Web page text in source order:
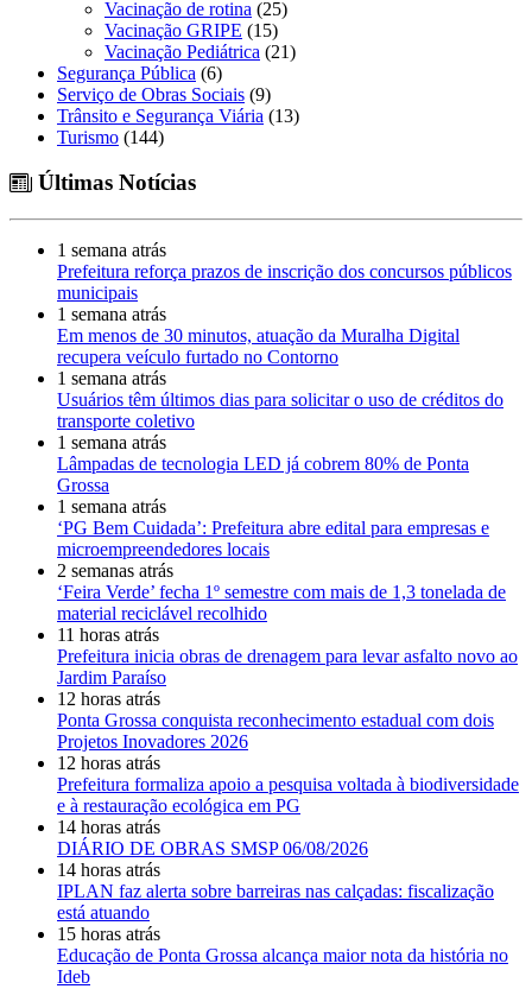
Vacinação de rotina (25)
Vacinação GRIPE (15)
Vacinação Pediátrica (21)
Segurança Pública (6)
Serviço de Obras Sociais (9)
Trânsito e Segurança Viária (13)
Turismo (144)
Últimas Notícias
1 semana atrás
Prefeitura reforça prazos de inscrição dos concursos públicos
municipais
1 semana atrás
Em menos de 30 minutos, atuação da Muralha Digital
recupera veículo furtado no Contorno
1 semana atrás
Usuários têm últimos dias para solicitar o uso de créditos do
transporte coletivo
1 semana atrás
Lâmpadas de tecnologia LED já cobrem 80% de Ponta
Grossa
1 semana atrás
‘PG Bem Cuidada’: Prefeitura abre edital para empresas e
microempreendedores locais
2 semanas atrás
‘Feira Verde’ fecha 1º semestre com mais de 1,3 tonelada de
material reciclável recolhido
11 horas atrás
Prefeitura inicia obras de drenagem para levar asfalto novo ao
Jardim Paraíso
12 horas atrás
Ponta Grossa conquista reconhecimento estadual com dois
Projetos Inovadores 2026
12 horas atrás
Prefeitura formaliza apoio a pesquisa voltada à biodiversidade
e à restauração ecológica em PG
14 horas atrás
DIÁRIO DE OBRAS SMSP 06/08/2026
14 horas atrás
IPLAN faz alerta sobre barreiras nas calçadas: fiscalização
está atuando
15 horas atrás
Educação de Ponta Grossa alcança maior nota da história no
Ideb